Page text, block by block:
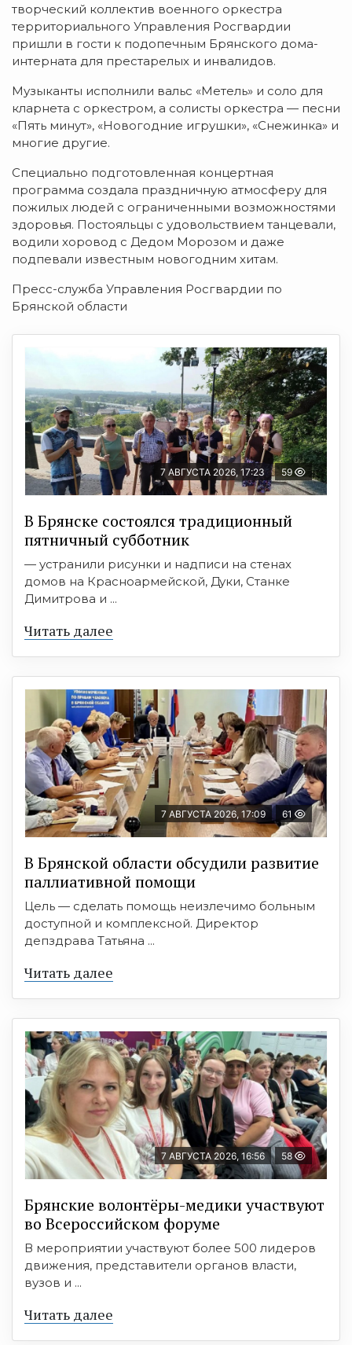
творческий коллектив военного оркестра
территориального Управления Росгвардии
пришли в гости к подопечным Брянского дома-
интерната для престарелых и инвалидов.
Музыканты исполнили вальс «Метель» и соло для
кларнета с оркестром, а солисты оркестра — песни
«Пять минут», «Новогодние игрушки», «Снежинка» и
многие другие.
Специально подготовленная концертная
программа создала праздничную атмосферу для
пожилых людей с ограниченными возможностями
здоровья. Постояльцы с удовольствием танцевали,
водили хоровод с Дедом Морозом и даже
подпевали известным новогодним хитам.
Пресс-служба Управления Росгвардии по
Брянской области
7 АВГУСТА 2026, 17:23 59
В Брянске состоялся традиционный
пятничный субботник
— устранили рисунки и надписи на стенах
домов на Красноармейской, Дуки, Станке
Димитрова и ...
Читать далее
7 АВГУСТА 2026, 17:09 61
В Брянской области обсудили развитие
паллиативной помощи
Цель — сделать помощь неизлечимо больным
доступной и комплексной. Директор
депздрава Татьяна ...
Читать далее
7 АВГУСТА 2026, 16:56 58
Брянские волонтёры-медики участвуют
во Всероссийском форуме
В мероприятии участвуют более 500 лидеров
движения, представители органов власти,
вузов и ...
Читать далее